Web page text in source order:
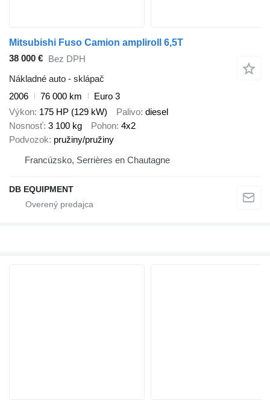
Mitsubishi Fuso Camion ampliroll 6,5T
38 000 €
Bez DPH
Nákladné auto - sklápač
2006
76 000 km
Euro 3
Výkon 175 HP (129 kW) Palivo diesel
Nosnosť 3 100 kg Pohon 4x2
Podvozok pružiny/pružiny
Francúzsko, Serrières en Chautagne
DB EQUIPMENT